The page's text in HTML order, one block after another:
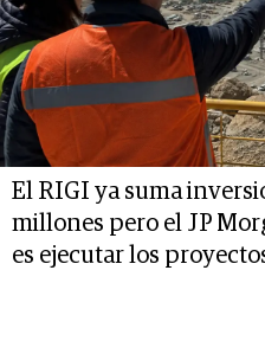
El RIGI ya suma
millones pero el JP
es ejecutar los